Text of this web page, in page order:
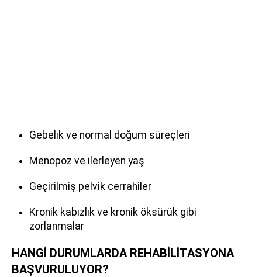
Gebelik ve normal doğum süreçleri
Menopoz ve ilerleyen yaş
Geçirilmiş pelvik cerrahiler
Kronik kabızlık ve kronik öksürük gibi
zorlanmalar
HANGİ DURUMLARDA REHABİLİTASYONA
BAŞVURULUYOR?